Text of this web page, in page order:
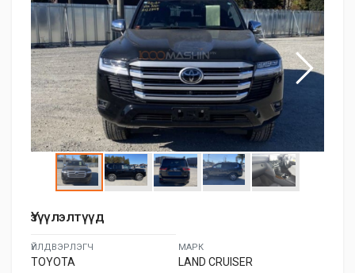
Үзүүлэлтүүд
ҮЙЛДВЭРЛЭГЧ
TOYOTA
МАРК
LAND CRUISER